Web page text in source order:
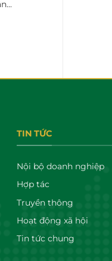
TIN TỨC
Nội bộ doanh nghiệp
Hợp tác
Truyền thông
Hoạt động xã hội
Tin tức chung